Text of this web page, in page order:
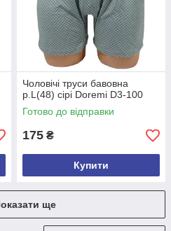
Чоловічі труси бавовна
р.L(48) сірі Doremi D3-100
Готово до відправки
175 ₴
Купити
ще